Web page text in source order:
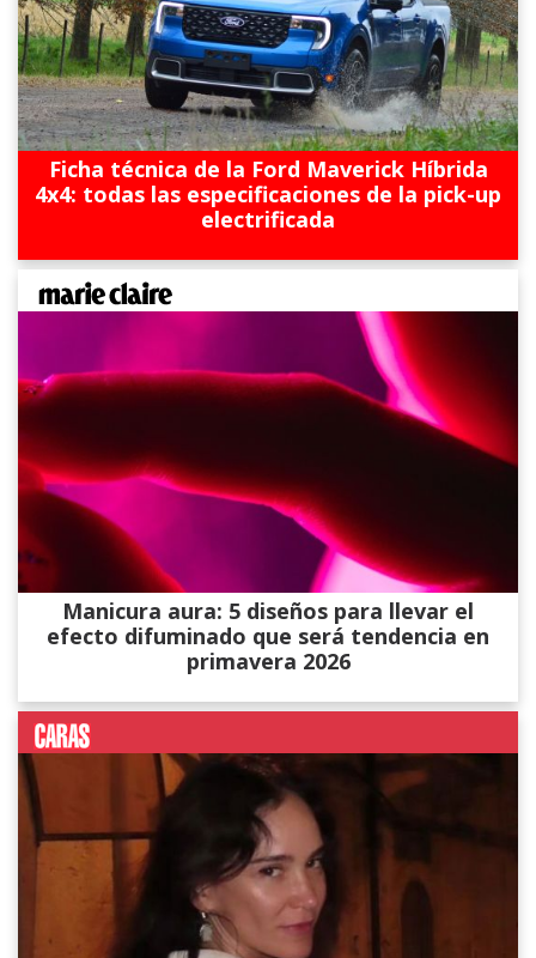
Ficha técnica de la Ford Maverick Híbrida
4x4: todas las especificaciones de la pick-up
electrificada
Manicura aura: 5 diseños para llevar el
efecto difuminado que será tendencia en
primavera 2026